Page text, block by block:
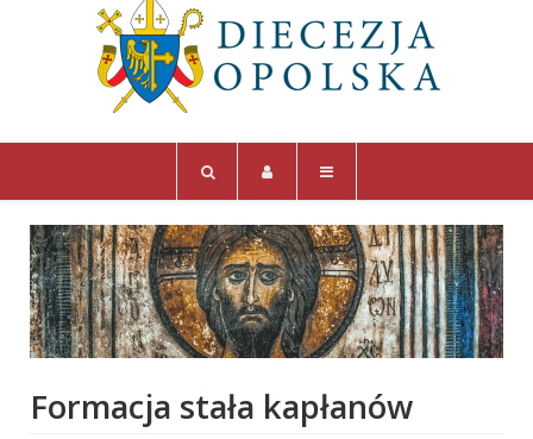
Formacja stała kapłanów